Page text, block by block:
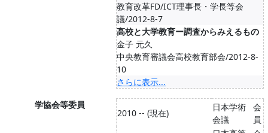
教育改革FD/ICT理事長・学長等会
議/2012-8-7
高校と大学教育ー調査からみえるもの
金子 元久
中央教育審議会高校教育部会/2012-8-
10
さらに表示...
学協会等委員
2010 -- (現在)
日本学術
会議
会
員